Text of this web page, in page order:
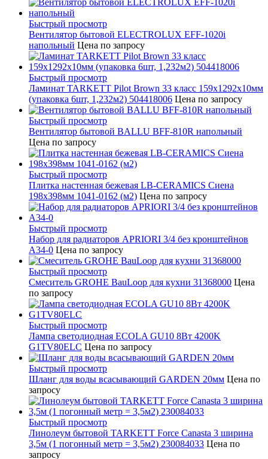
Быстрый просмотр
Вентилятор бытовой ELECTROLUX EFF-1020i
напольный Цена по запросу
Быстрый просмотр
Ламинат TARKETT Pilot Brown 33 класс 159х1292х10мм
(упаковка 6шт, 1,232м2) 504418006 Цена по запросу
Быстрый просмотр
Вентилятор бытовой BALLU BFF-810R напольный
Цена по запросу
Быстрый просмотр
Плитка настенная бежевая LB-CERAMICS Сиена
198x398мм 1041-0162 (м2) Цена по запросу
Быстрый просмотр
Набор для радиаторов APRIORI 3/4 без кронштейнов
A34-0 Цена по запросу
Быстрый просмотр
Смеситель GROHE BauLoop для кухни 31368000 Цена
по запросу
Быстрый просмотр
Лампа светодиодная ECOLA GU10 8Вт 4200K
G1TV80ELC Цена по запросу
Быстрый просмотр
Шланг для воды всасывающий GARDEN 20мм Цена по
запросу
Быстрый просмотр
Линолеум бытовой TARKETT Force Canasta 3 ширина
3,5м (1 погонный метр = 3,5м2) 230084033 Цена по
запросу